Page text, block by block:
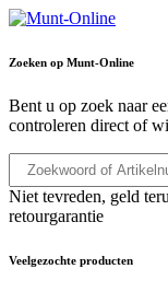
Zoeken op Munt-Online
Bent u op zoek naar
controleren direct of
Niet tevreden, geld
retourgarantie
Veelgezochte producten